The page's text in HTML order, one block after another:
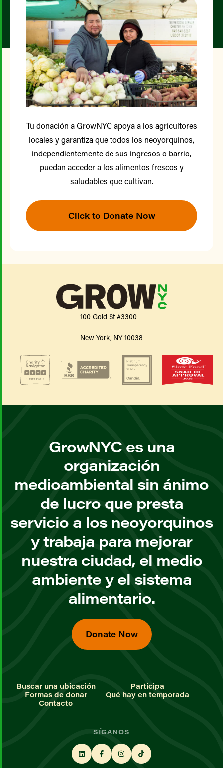
Tu donación a GrowNYC apoya a los agricultores
locales y garantiza que todos los neoyorquinos,
independientemente de sus ingresos o barrio,
puedan acceder a los alimentos frescos y
saludables que cultivan.
Click to Donate Now
100 Gold St #3300
New York, NY 10038
GrowNYC es una
organización
medioambiental sin ánimo
de lucro que presta
servicio a los neoyorquinos
y trabaja para mejorar
nuestra ciudad, el medio
ambiente y el sistema
alimentario.
Donate Now
Buscar una ubicación
Participa
Formas de donar
Qué hay en temporada
Contacto
SÍGANOS